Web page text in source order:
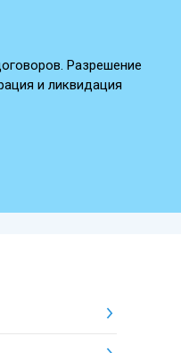
Разрешение
и ликвидация